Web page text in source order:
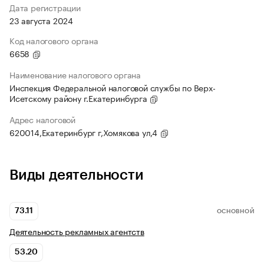
Дата регистрации
23 августа 2024
Код налогового органа
6658
Наименование налогового органа
Инспекция Федеральной налоговой службы по Верх-
Исетскому району г.Екатеринбурга
Адрес налоговой
620014,Екатеринбург г,Хомякова ул,4
Виды деятельности
73.11 ОСНОВНОЙ
Деятельность рекламных агентств
53.20